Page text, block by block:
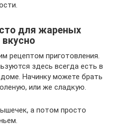
для жареных
рецептом приготовления.
здесь всегда есть в
Начинку можете брать
или же сладкую.
а потом просто